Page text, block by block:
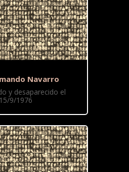
Navarro
y desaparecido el
15/9/1976